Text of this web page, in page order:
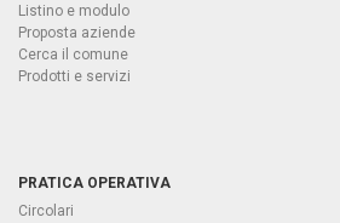
Listino e modulo
Proposta aziende
Cerca il comune
Prodotti e servizi
PRATICA OPERATIVA
Circolari